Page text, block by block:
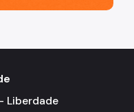
Liberdade